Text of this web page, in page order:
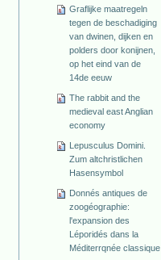
Graflijke maatregeln
tegen de beschadiging
van dwinen, dijken en
polders door konijnen,
op het eind van de
14de eeuw
The rabbit and the
medieval east Anglian
economy
Lepusculus Domini.
Zum altchristlichen
Hasensymbol
Donnés antiques de
zoogéographie:
l'expansion des
Léporidés dans la
Méditerrqnée classique